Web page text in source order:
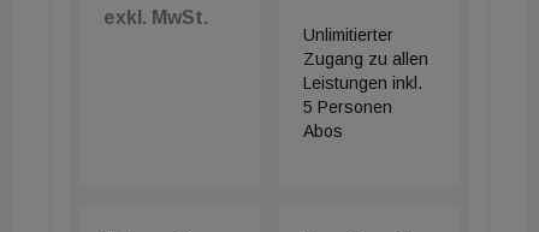
exkl. MwSt.
Unlimitierter
Zugang zu allen
Leistungen inkl.
5 Personen
Abos